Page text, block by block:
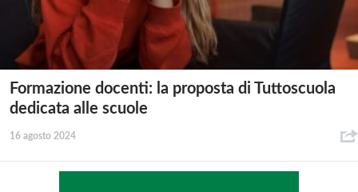
Formazione docenti: la proposta di Tuttoscuola
dedicata alle scuole
16 agosto 2024